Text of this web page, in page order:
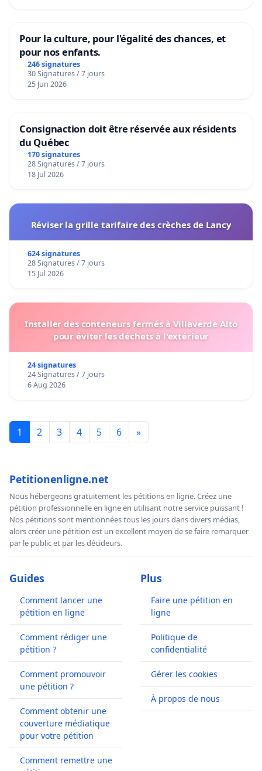
Pour la culture, pour l'égalité des chances, et
pour nos enfants.
246 signatures
30 Signatures / 7 jours
25 Jun 2026
Consignaction doit être réservée aux résidents
du Québec
170 signatures
28 Signatures / 7 jours
18 Jul 2026
Réviser la grille tarifaire des crèches de Lancy
624 signatures
28 Signatures / 7 jours
15 Jul 2026
Installer des conteneurs fermés à Villaverde Alto
pour éviter les déchets à l'extérieur
24 signatures
24 Signatures / 7 jours
6 Aug 2026
1 2 3 4 5 6 »
Petitionenligne.net
Nous hébergeons gratuitement les pétitions en ligne. Créez une
pétition professionnelle en ligne en utilisant notre service puissant !
Nos pétitions sont mentionnées tous les jours dans divers médias,
alors créer une pétition est un excellent moyen de se faire remarquer
par le public et par les décideurs.
Guides
Comment lancer une
pétition en ligne
Comment rédiger une
pétition ?
Comment promouvoir
une pétition ?
Comment obtenir une
couverture médiatique
pour votre pétition
Comment remettre une
Plus
Faire une pétition en
ligne
Politique de
confidentialité
Gérer les cookies
À propos de nous